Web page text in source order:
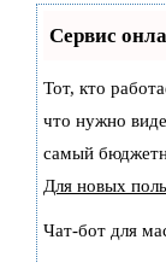
Сервис
Тот, кто
что нужно
самый
Для новых
Чат-бот для